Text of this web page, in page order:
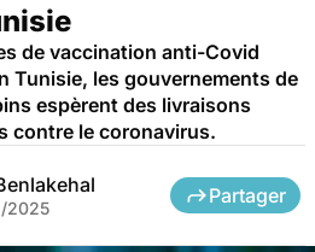
de vaccination anti-Covid
Tunisie, les gouvernements de
espèrent des livraisons
contre le coronavirus.
2025
Partager